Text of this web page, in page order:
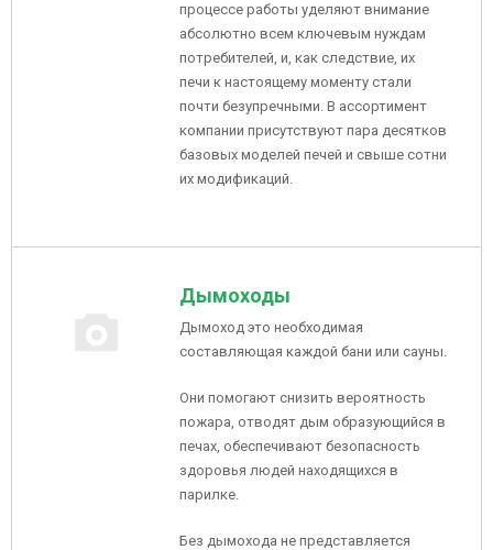
процессе работы уделяют внимание
абсолютно всем ключевым нуждам
потребителей, и, как следствие, их
печи к настоящему моменту стали
почти безупречными. В ассортимент
компании присутствуют пара десятков
базовых моделей печей и свыше сотни
их модификаций.
Дымоходы
Дымоход это необходимая
составляющая каждой бани или сауны.
Они помогают снизить вероятность
пожара, отводят дым образующийся в
печах, обеспечивают безопасность
здоровья людей находящихся в
парилке.
Без дымохода не представляется